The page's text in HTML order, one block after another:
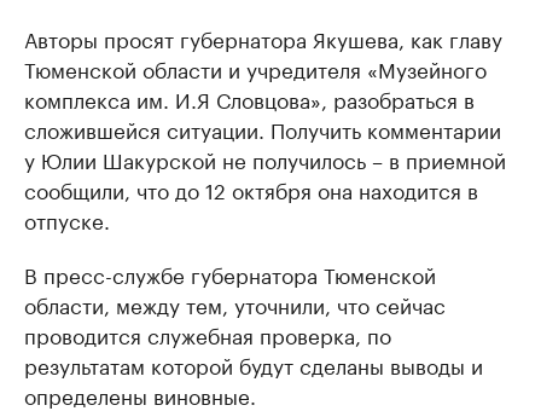
Авторы просят губернатора Якушева, как главу
Тюменской области и учредителя «Музейного
комплекса им. И.Я Словцова», разобраться в
сложившейся ситуации. Получить комментарии
у Юлии Шакурской не получилось – в приемной
сообщили, что до 12 октября она находится в
отпуске.
В пресс-службе губернатора Тюменской
области, между тем, уточнили, что сейчас
проводится служебная проверка, по
результатам которой будут сделаны выводы и
определены виновные.